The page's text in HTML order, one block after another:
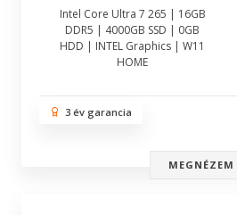
Intel Core Ultra 7 265 | 16GB
DDR5 | 4000GB SSD | 0GB
HDD | INTEL Graphics | W11
HOME
3 év garancia
MEGNÉZEM